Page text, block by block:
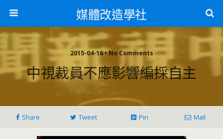
媒體改造學社
2015-04-16 • No Comments
中視裁員不應影響編採自主
Share Tweet Pin Mail